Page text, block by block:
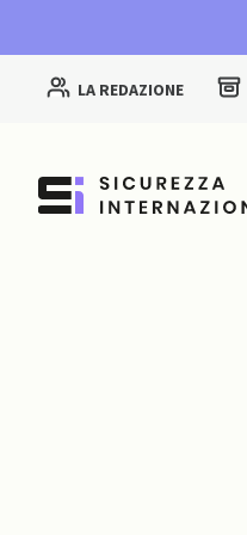
LA REDAZIONE